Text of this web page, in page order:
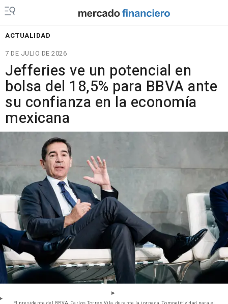
ACTUALIDAD
7 DE JULIO DE 2026
Jefferies ve un potencial en
bolsa del 18,5% para BBVA ante
su confianza en la economía
mexicana